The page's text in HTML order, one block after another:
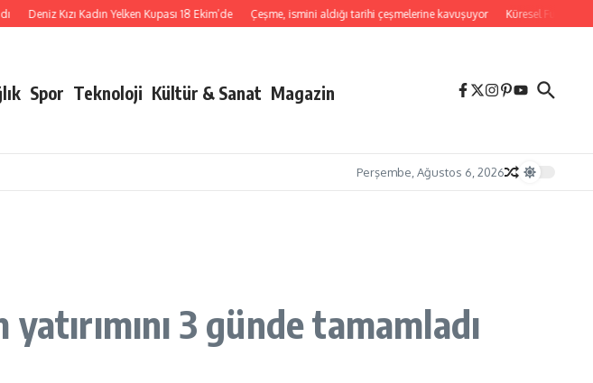
Deniz Kızı Kadın Yelken Kupası 18 Ekim’de Çeşme, ismini aldığı tarihi çeşmelerine kavuşuyor Küresel Futbol
Spor Teknoloji Kültür & Sanat Magazin
Perşembe, Ağustos 6, 2026
3 günde tamamladı